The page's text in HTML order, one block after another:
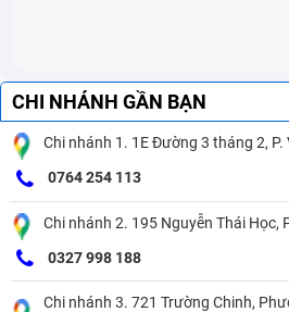
CHI NHÁNH GẦN BẠN
Chi nhánh 1. 1E Đường 3 tháng 2, P.
0764 254 113
Chi nhánh 2. 195 Nguyễn Thái Học,
0327 998 188
Chi nhánh 3. 721 Trường Chinh,